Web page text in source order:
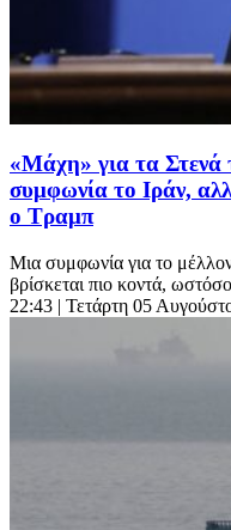
«Μάχη» για τα
συμφωνία το Ιράν,
ο Τραμπ
Μια συμφωνία για το
βρίσκεται πιο κοντά,
22:43 | Τετάρτη 05